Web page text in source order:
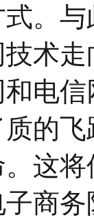
。
术
电
质的
这
商